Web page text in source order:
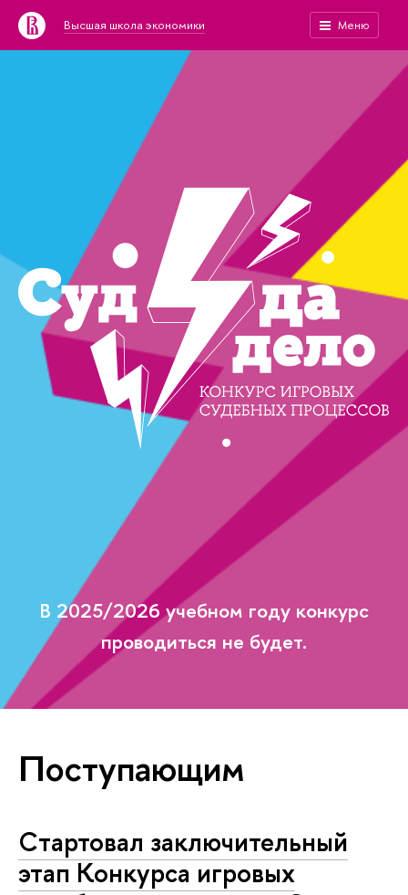
Высшая школа экономики Меню
В 2025/2026 учебном году конкурс
проводиться не будет.
Поступающим
Cтартовал заключительный
этап Конкурса игровых